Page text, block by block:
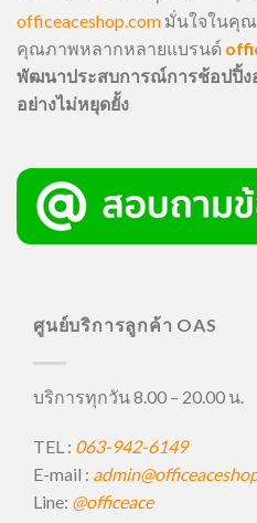
officeaceshop.com มั่นใจในคุ
คุณภาพหลากหลายแบรนด์
พัฒนาประสบการณ์การช้อปปิ้
อย่างไม่หยุดยั้ง
ศูนย์บริการลูกค้า OAS
บริการทุกวัน 8.00 – 20.00 น.
TEL : 063-942-6149
E-mail :
Line: @officeace